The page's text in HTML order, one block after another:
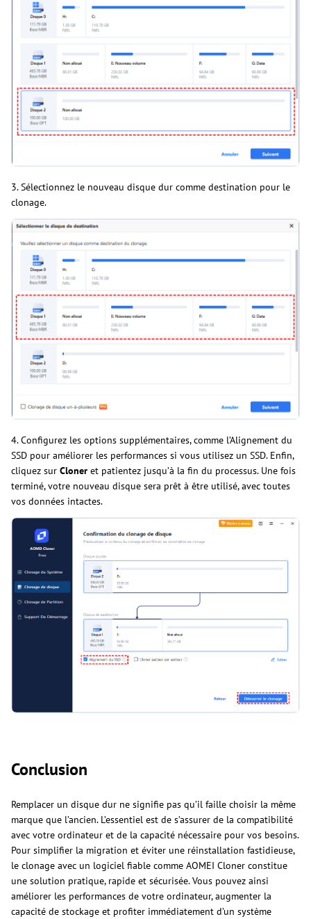
3. Sélectionnez le nouveau disque dur comme destination pour le
clonage.
4. Configurez les options supplémentaires, comme l’Alignement du
SSD pour améliorer les performances si vous utilisez un SSD. Enfin,
cliquez sur Cloner et patientez jusqu’à la fin du processus. Une fois
terminé, votre nouveau disque sera prêt à être utilisé, avec toutes
vos données intactes.
Conclusion
Remplacer un disque dur ne signifie pas qu’il faille choisir la même
marque que l’ancien. L’essentiel est de s’assurer de la compatibilité
avec votre ordinateur et de la capacité nécessaire pour vos besoins.
Pour simplifier la migration et éviter une réinstallation fastidieuse,
le clonage avec un logiciel fiable comme AOMEI Cloner constitue
une solution pratique, rapide et sécurisée. Vous pouvez ainsi
améliorer les performances de votre ordinateur, augmenter la
capacité de stockage et profiter immédiatement d’un système